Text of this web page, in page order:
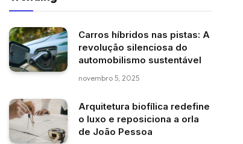
Carros híbridos nas pistas: A
revolução silenciosa do
automobilismo sustentável
novembro 5, 2025
Arquitetura biofílica redefine
o luxo e reposiciona a orla
de João Pessoa